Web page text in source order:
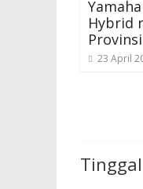
Hybrid
23 April